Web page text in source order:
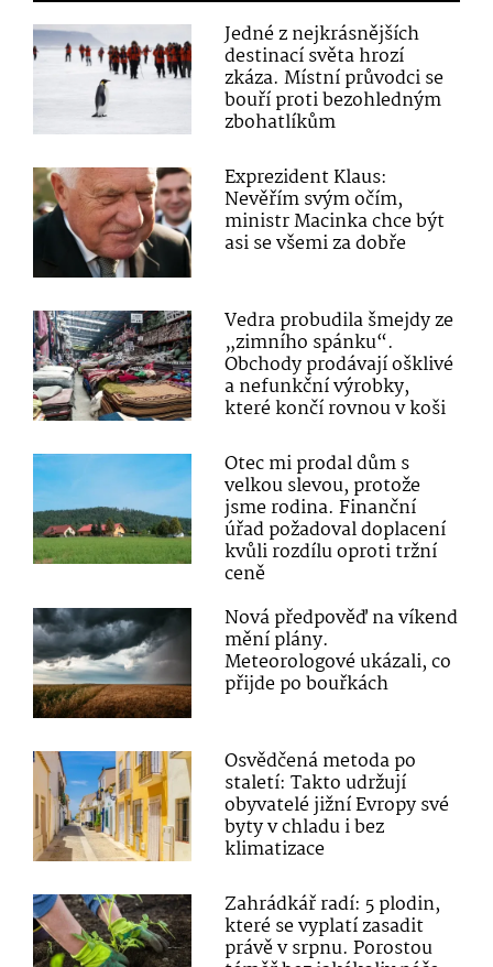
Jedné z nejkrásnějších
destinací světa hrozí
zkáza. Místní průvodci se
bouří proti bezohledným
zbohatlíkům
Exprezident Klaus:
Nevěřím svým očím,
ministr Macinka chce být
asi se všemi za dobře
Vedra probudila šmejdy ze
„zimního spánku“.
Obchody prodávají ošklivé
a nefunkční výrobky,
které končí rovnou v koši
Otec mi prodal dům s
velkou slevou, protože
jsme rodina. Finanční
úřad požadoval doplacení
kvůli rozdílu oproti tržní
ceně
Nová předpověď na víkend
mění plány.
Meteorologové ukázali, co
přijde po bouřkách
Osvědčená metoda po
staletí: Takto udržují
obyvatelé jižní Evropy své
byty v chladu i bez
klimatizace
Zahrádkář radí: 5 plodin,
které se vyplatí zasadit
právě v srpnu. Porostou